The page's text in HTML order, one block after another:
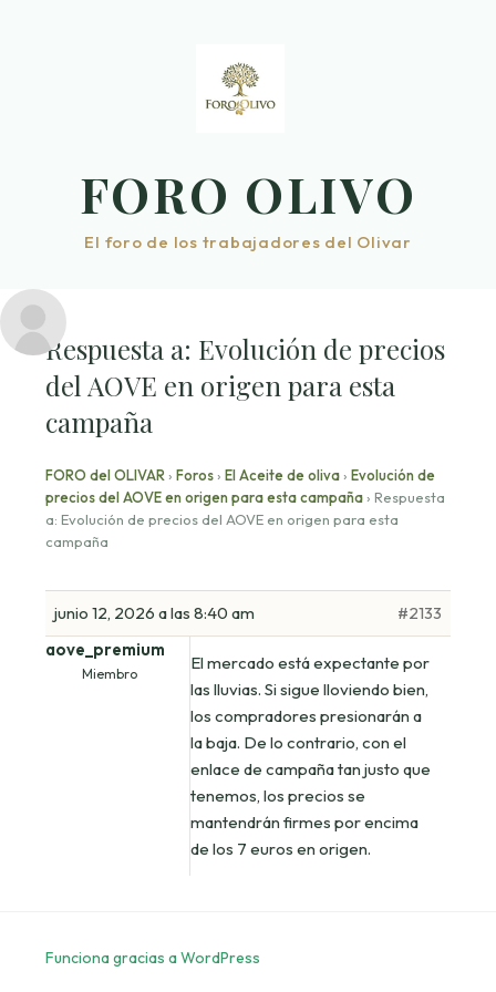
FORO OLIVO
El foro de los trabajadores del Olivar
Respuesta a: Evolución de precios
del AOVE en origen para esta
campaña
FORO del OLIVAR › Foros › El Aceite de oliva › Evolución de
precios del AOVE en origen para esta campaña › Respuesta
a: Evolución de precios del AOVE en origen para esta
campaña
junio 12, 2026 a las 8:40 am
#2133
aove_premium
Miembro
El mercado está expectante por
las lluvias. Si sigue lloviendo bien,
los compradores presionarán a
la baja. De lo contrario, con el
enlace de campaña tan justo que
tenemos, los precios se
mantendrán firmes por encima
de los 7 euros en origen.
Funciona gracias a WordPress